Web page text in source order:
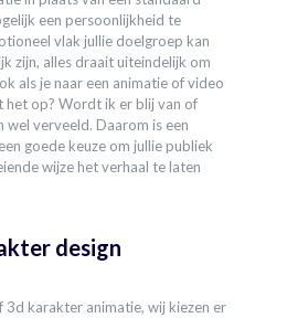
een persoonlijkheid te
vlak jullie doelgroep kan
zijn, alles draait uiteindelijk om
als je naar een animatie of video
het op? Wordt ik er blij van of
wel verveeld. Daarom is een
goede keuze om jullie publiek
wijze het verhaal te laten
design
3d karakter animatie, wij kiezen er